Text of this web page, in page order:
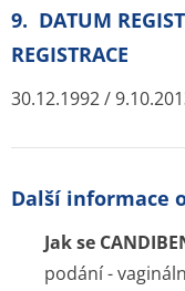
9. DATUM
REGISTRACE
30.12.1992 /
Další informace
Jak se
podání -